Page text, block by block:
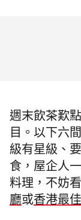
週末飲茶歎
目。以下六
級有星級、
食，屋企人
料理，不妨
廳或香港最